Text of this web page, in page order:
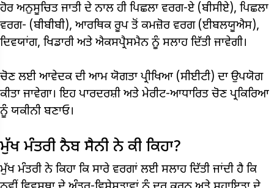
ਹੋਰ ਅਨੁਸੂਚਿਤ ਜਾਤੀ ਦੇ ਨਾਲ ਹੀ ਪਿਛਲਾ ਵਰਗ-ਏ (ਬੀਸੀਏ), ਪਿਛਲਾ
ਵਰਗ- (ਬੀਬੀਬੀ), ਆਰਥਿਕ ਰੂਪ ਤੋਂ ਕਮਜ਼ੋਰ ਵਰਗ (ਈਬਲਯੂਐਸ),
ਦਿਵਯਾਂਗ, ਖਿਡਾਰੀ ਅਤੇ ਐਕਸਪ੍ਰੈਸਮੈਨ ਨੂੰ ਸਲਾਹ ਦਿੱਤੀ ਜਾਵੇਗੀ।
ਚੋਣ ਲਈ ਆਵੇਦਕ ਦੀ ਆਮ ਯੋਗਤਾ ਪ੍ਰੀਖਿਆ (ਸੀਈਟੀ) ਦਾ ਉਪਯੋਗ
ਕੀਤਾ ਜਾਵੇਗਾ। ਇਹ ਪਾਰਦਰਸ਼ੀ ਅਤੇ ਮੇਰੀਟ-ਆਧਾਰਿਤ ਚੋਣ ਪ੍ਰਕਿਰਿਆ
ਨੂੰ ਯਕੀਨੀ ਬਣਾਓ।
ਮੁੱਖ ਮੰਤਰੀ ਨੈਬ ਸੈਨੀ ਨੇ ਕੀ ਕਿਹਾ?
ਮੁੱਖ ਮੰਤਰੀ ਨੇ ਕਿਹਾ ਕਿ ਸਾਰੇ ਵਰਗਾਂ ਲਈ ਸਲਾਹ ਦਿੱਤੀ ਜਾਂਦੀ ਹੈ ਕਿ